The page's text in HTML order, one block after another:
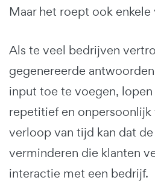
Maar het roept ook enkele
Als te veel bedrijven
gegenereerde
input toe te voegen,
repetitief en onpersoonlijk
verloop van tijd kan dat
verminderen die klanten
interactie met een bedrijf.